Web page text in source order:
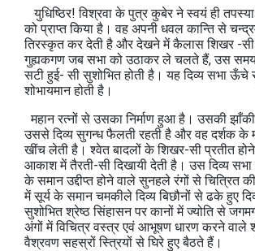
युधिष्ठिर! विश्रवा के पुत्र कुबेर ने स्वयं ही
को प्राप्त किया है। वह अपनी धवल कान्ति से
तिरस्कृत कर देती है और देखने में कैलास शिखर -सी
गुह्यकगण जब सभा को उठाकर ले चलते हैं, उस
सटी हुई- सी सुशोभित होती है। यह दिव्य सभा ऊँचे
शोभायमान होती है।
महान रत्नों से उसका निर्माण हुआ है। उसकी झाँकी
उससे दिव्य सुगन्ध फैलती रहती है और वह दर्शक के
खींच लेती है। श्वेत बादलों के शिखर-सी प्रतीत
आकाश में तैरती-सी दिखायी देती है। उस दिव्य सभा
के समान उद्दीप्त होने वाले सुनहले रंगों से चित्रित
में सूर्य के समान चमकीले दिव्य बिछौनों से ढके हुए
सुशोभित श्रेष्ठ सिंहासन पर कानों में ज्योति से
अंगों में विचित्र वस्त्र एवं आभूषण धारण करने वाले
वैश्रवण सहस्रों स्त्रियों से घिरे हुए बैठते हैं।